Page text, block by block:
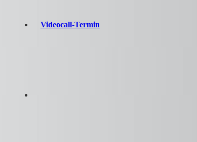
Videocall-Termin